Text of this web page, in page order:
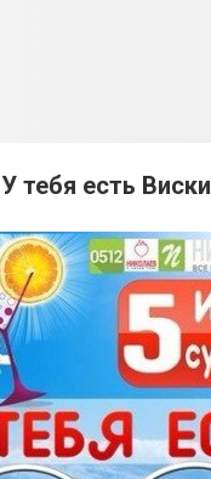
У тебя есть Виски